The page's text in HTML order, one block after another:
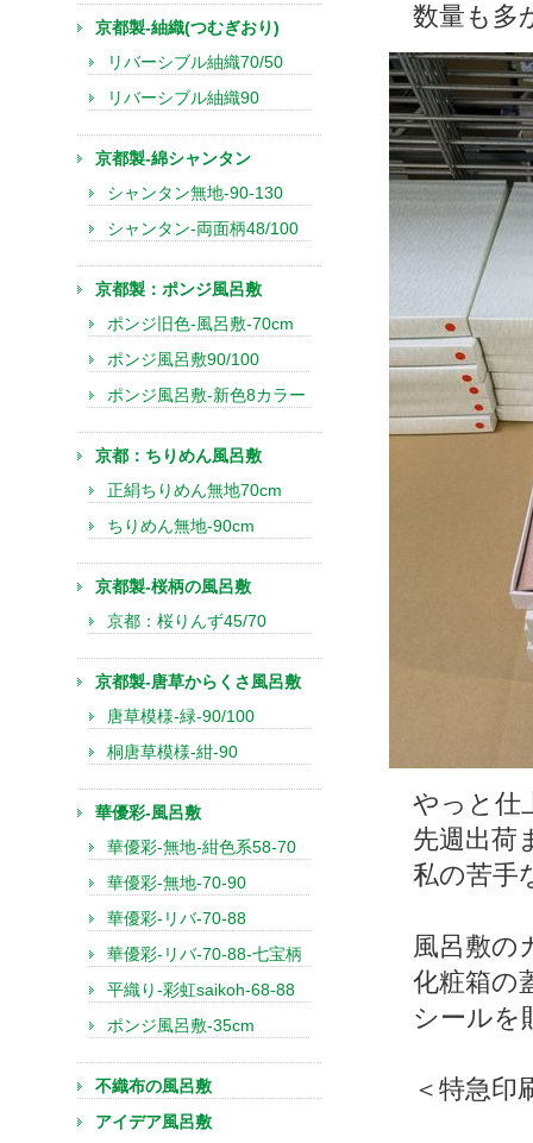
数量も多
やっと仕
先週出荷
私の苦手
風呂敷の
化粧箱の
シールを
＜特急印
京都製-紬織(つむぎおり)
リバーシブル紬織70/50
リバーシブル紬織90
京都製-綿シャンタン
シャンタン無地-90-130
シャンタン-両面柄48/100
京都製：ポンジ風呂敷
ポンジ旧色-風呂敷-70cm
ポンジ風呂敷90/100
ポンジ風呂敷-新色8カラー
京都：ちりめん風呂敷
正絹ちりめん無地70cm
ちりめん無地-90cm
京都製-桜柄の風呂敷
京都：桜りんず45/70
京都製-唐草からくさ風呂敷
唐草模様-緑-90/100
桐唐草模様-紺-90
華優彩-風呂敷
華優彩-無地-紺色系58-70
華優彩-無地-70-90
華優彩-リバ-70-88
華優彩-リバ-70-88-七宝柄
平織り-彩虹saikoh-68-88
ポンジ風呂敷-35cm
不織布の風呂敷
アイデア風呂敷